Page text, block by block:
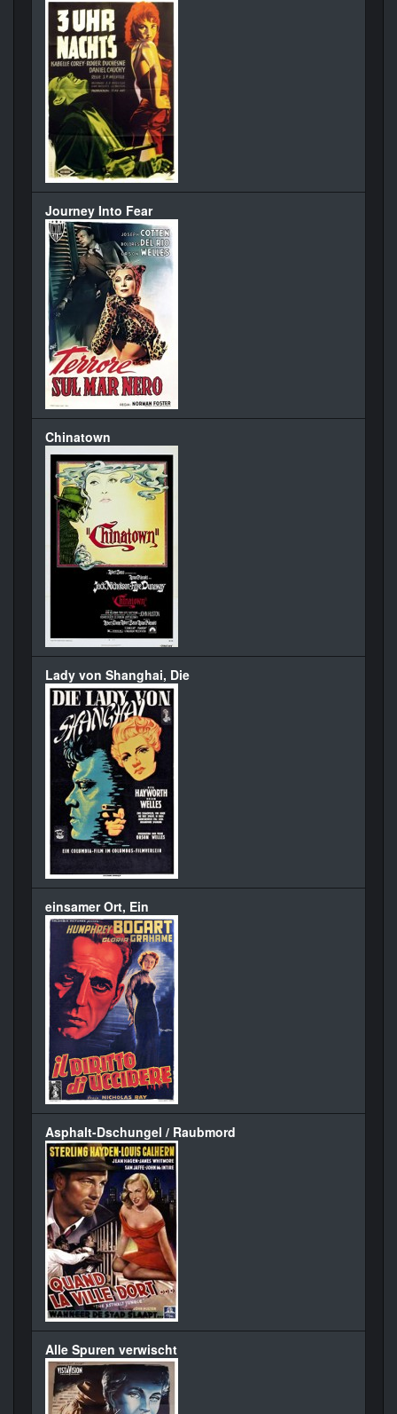
Journey Into Fear
Chinatown
Lady von Shanghai, Die
einsamer Ort, Ein
Asphalt-Dschungel / Raubmord
Alle Spuren verwischt